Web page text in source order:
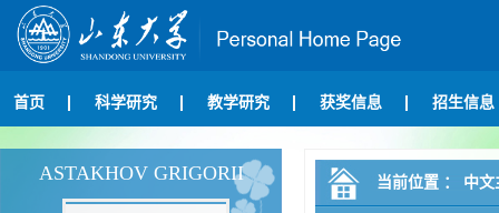
首页 科学研究 教学研究 获奖信息 招生信息
ASTAKHOV GRIGORII 当前位置 ： 中文